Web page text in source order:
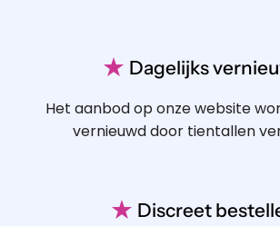
★ Dagelijks
Het aanbod op onze website
vernieuwd door tientallen
★ Discreet